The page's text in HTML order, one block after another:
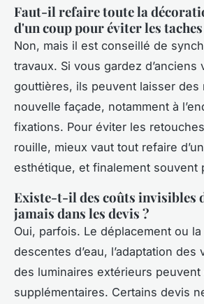
Faut-il refaire toute la
d'un coup pour éviter les taches
Non, mais il est conseillé de
travaux. Si vous gardez d’anciens
gouttières, ils peuvent laisser des
nouvelle façade, notamment à
fixations. Pour éviter les
rouille, mieux vaut tout refaire
esthétique, et finalement souvent
Existe-t-il des coûts invisibles
jamais dans les devis ?
Oui, parfois. Le déplacement ou
descentes d’eau, l’adaptation
des luminaires extérieurs
supplémentaires. Certains devis